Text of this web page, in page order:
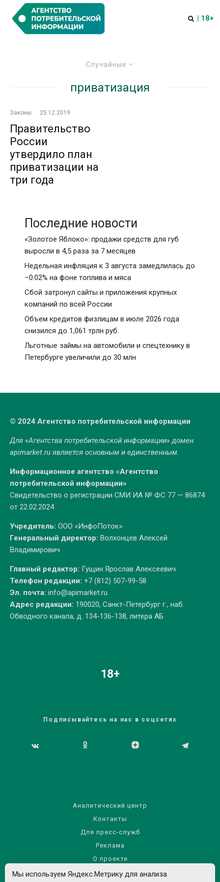
| 18+
Случайные
приватизация
Законы · 25.12.2019
Правительство
России
утвердило план
приватизации на
три года
Последние новости
«Золотое Яблоко»: продажи средств для губ
выросли в 4,5 раза за 7 месяцев
Недельная инфляция к 3 августа замедлилась до
–0.02% на фоне топлива и мяса
Сбой затронул сайты и приложения крупных
компаний по всей России
Объем кредитов физлицам в июле 2026 года
снизился до 1,061 трлн руб.
Льготные займы на автомобили и спецтехнику в
Петербурге увеличили до 30 млн
© 2024 Агентство потребительской информации
Для «Агентства потребительской информации» домен
apimarket.ruявляется основным и единственным.
Информационное агентство «Агентство
потребительской информации»
Свидетельство о регистрации СМИ ИА № ФС 77 — 86874
от 22.02.2024
Учредитель: ООО «ИнфоПоток»
Генеральный директор: Волхонцев Алексей
Владимирович
Главный редактор: Гущин Ярослав Алексеевич
Телефон редакции: +7 (812) 507-99-58
Эл. почта: info@apimarket.ru
Адрес редакции: 190020, Санкт-Петербург г., наб.
Обводного канала, д. 134-136-138, литера АБ
18+
Подписывайтесь на нас в соцсетях
Аналитический центр
Контакты
Для пресс-служб
Реклама
О проекте
Правила использования материалов сайта
Мы используем Яндекс.Метрику для анализа